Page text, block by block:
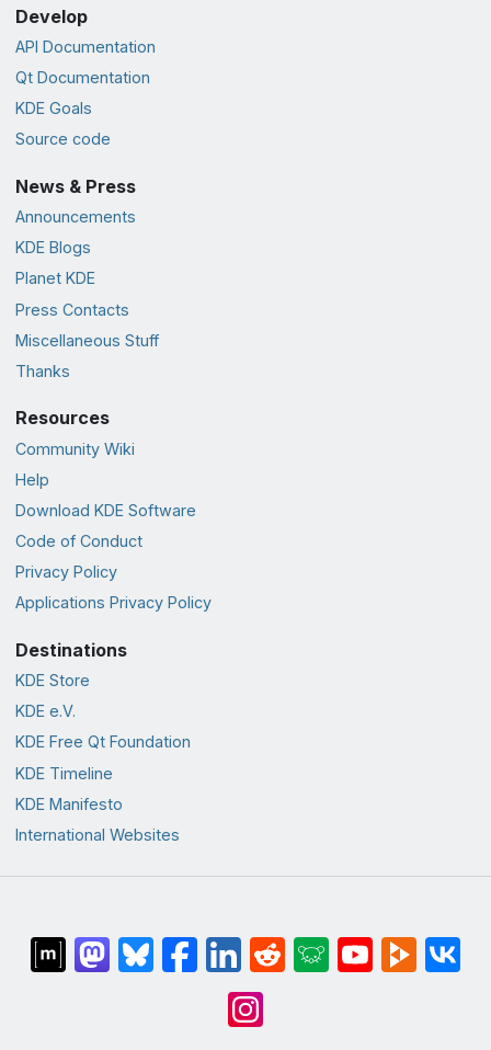
Develop
API Documentation
Qt Documentation
KDE Goals
Source code
News & Press
Announcements
KDE Blogs
Planet KDE
Press Contacts
Miscellaneous Stuff
Thanks
Resources
Community Wiki
Help
Download KDE Software
Code of Conduct
Privacy Policy
Applications Privacy Policy
Destinations
KDE Store
KDE e.V.
KDE Free Qt Foundation
KDE Timeline
KDE Manifesto
International Websites